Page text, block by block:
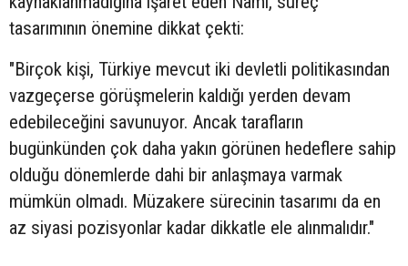
tasarımının önemine dikkat çekti:
"Birçok kişi, Türkiye mevcut iki devletli politikasından
vazgeçerse görüşmelerin kaldığı yerden devam
edebileceğini savunuyor. Ancak tarafların
bugünkünden çok daha yakın görünen hedeflere sahip
olduğu dönemlerde dahi bir anlaşmaya varmak
mümkün olmadı. Müzakere sürecinin tasarımı da en
az siyasi pozisyonlar kadar dikkatle ele alınmalıdır."